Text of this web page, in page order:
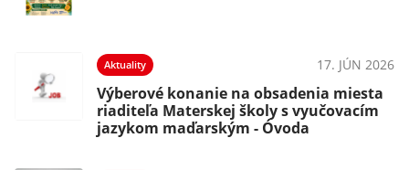
Aktuality 17. JÚN 2026
Výberové konanie na obsadenia miesta
riaditeľa Materskej školy s vyučovacím
jazykom maďarským - Óvoda